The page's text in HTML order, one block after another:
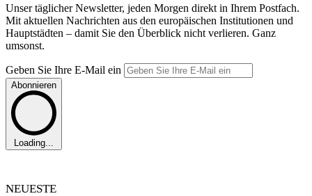
Unser täglicher Newsletter, jeden Morgen direkt in Ihrem Postfach.
Mit aktuellen Nachrichten aus den europäischen Institutionen und
Hauptstädten – damit Sie den Überblick nicht verlieren. Ganz
umsonst.
Geben Sie Ihre E-Mail ein
Abonnieren
Loading...
NEUESTE